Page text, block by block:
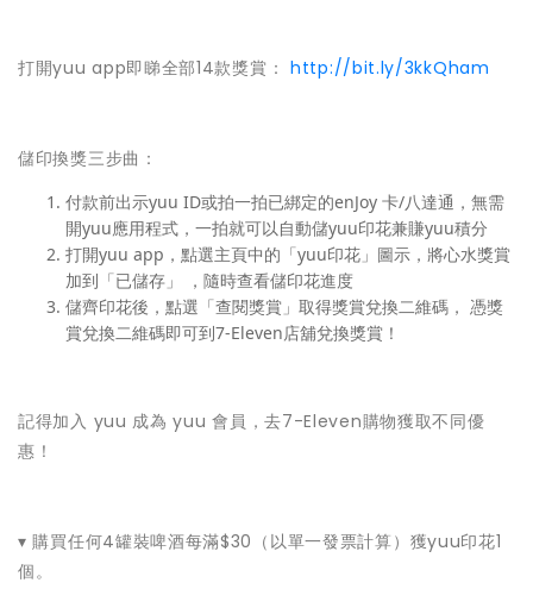
打開yuu app即睇全部14款獎賞： http://bit.ly/3kkQham
儲印換獎三步曲：
付款前出示yuu ID或拍一拍已綁定的enJoy 卡/八達通，無需
開yuu應用程式，一拍就可以自動儲yuu印花兼賺yuu積分
打開yuu app，點選主頁中的「yuu印花」圖示，將心水獎賞
加到「已儲存」 ，隨時查看儲印花進度
儲齊印花後，點選「查閱獎賞」取得獎賞兌換二維碼， 憑獎
賞兌換二維碼即可到7-Eleven店舖兌換獎賞！
記得加入 yuu 成為 yuu 會員，去7-Eleven購物獲取不同優
惠！
▾ 購買任何4罐裝啤酒每滿$30（以單一發票計算）獲yuu印花1
個。